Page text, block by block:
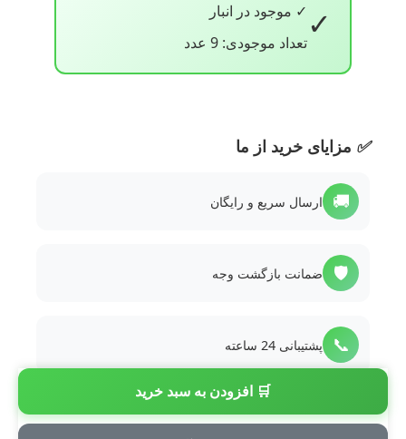
✓ ✓ موجود در انبار
تعداد موجودی: 9 عدد
🛒 افزودن به سبد خرید
✅ مزایای خرید از ما
🚚 ارسال سریع و رایگان
🛡️ ضمانت بازگشت وجه
📞 پشتیبانی 24 ساعته
💳 پرداخت امن